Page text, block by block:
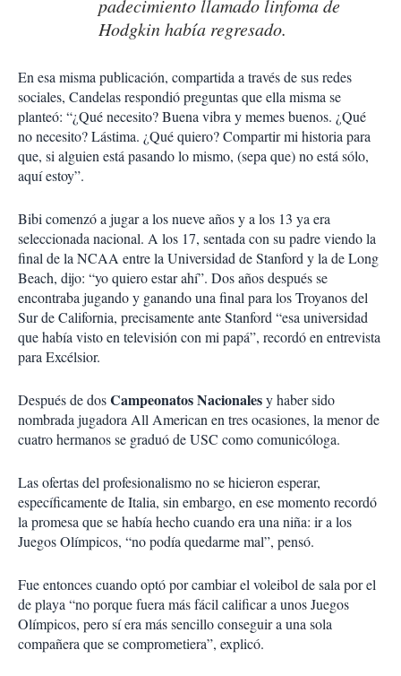
padecimiento llamado linfoma de
Hodgkin había regresado.
En esa misma publicación, compartida a través de sus redes
sociales, Candelas respondió preguntas que ella misma se
planteó: “¿Qué necesito? Buena vibra y memes buenos. ¿Qué
no necesito? Lástima. ¿Qué quiero? Compartir mi historia para
que, si alguien está pasando lo mismo, (sepa que) no está sólo,
aquí estoy”.
Bibi comenzó a jugar a los nueve años y a los 13 ya era
seleccionada nacional. A los 17, sentada con su padre viendo la
final de la NCAA entre la Universidad de Stanford y la de Long
Beach, dijo: “yo quiero estar ahí”. Dos años después se
encontraba jugando y ganando una final para los Troyanos del
Sur de California, precisamente ante Stanford “esa universidad
que había visto en televisión con mi papá”, recordó en entrevista
para Excélsior.
Después de dosCampeonatos Nacionalesy haber sido
nombrada jugadora All American en tres ocasiones, la menor de
cuatro hermanos se graduó de USC como comunicóloga.
Las ofertas del profesionalismo no se hicieron esperar,
específicamente de Italia, sin embargo, en ese momento recordó
la promesa que se había hecho cuando era una niña: ir a los
Juegos Olímpicos, “no podía quedarme mal”, pensó.
Fue entonces cuando optó por cambiar el voleibol de sala por el
de playa “no porque fuera más fácil calificar a unos Juegos
Olímpicos, pero sí era más sencillo conseguir a una sola
compañera que se comprometiera”, explicó.